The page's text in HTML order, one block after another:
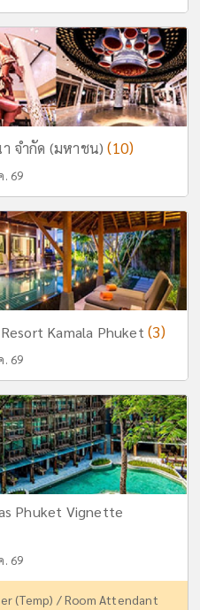
จำกัด (มหาชน)(10)
. 69
Kamala Phuket (3)
. 69
Phuket Vignette
. 69
(Temp) / Room Attendant